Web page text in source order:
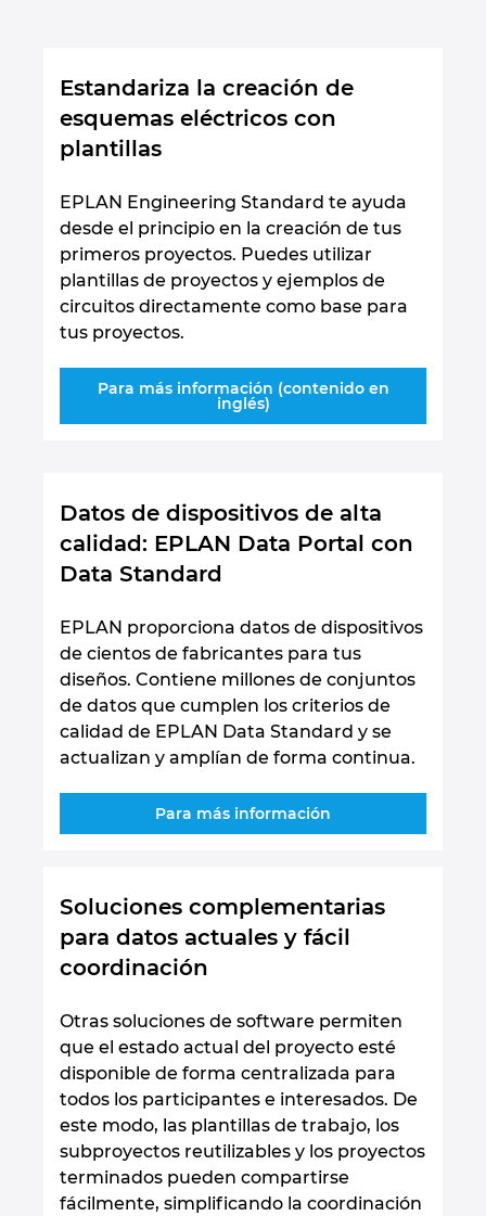
Estandariza la creación de
esquemas eléctricos con
plantillas
EPLAN Engineering Standard te ayuda
desde el principio en la creación de tus
primeros proyectos. Puedes utilizar
plantillas de proyectos y ejemplos de
circuitos directamente como base para
tus proyectos.
Para más información (contenido en
inglés)
Datos de dispositivos de alta
calidad: EPLAN Data Portal con
Data Standard
EPLAN proporciona datos de dispositivos
de cientos de fabricantes para tus
diseños. Contiene millones de conjuntos
de datos que cumplen los criterios de
calidad de EPLAN Data Standard y se
actualizan y amplían de forma continua.
Para más información
Soluciones complementarias
para datos actuales y fácil
coordinación
Otras soluciones de software permiten
que el estado actual del proyecto esté
disponible de forma centralizada para
todos los participantes e interesados. De
este modo, las plantillas de trabajo, los
subproyectos reutilizables y los proyectos
terminados pueden compartirse
fácilmente, simplificando la coordinación